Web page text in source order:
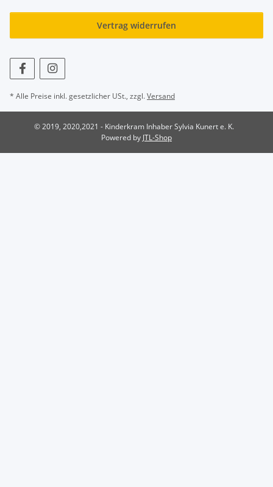
Vertrag widerrufen
* Alle Preise inkl. gesetzlicher USt., zzgl.Versand
© 2019, 2020,2021 - Kinderkram Inhaber Sylvia Kunert e. K.
Powered by JTL-Shop